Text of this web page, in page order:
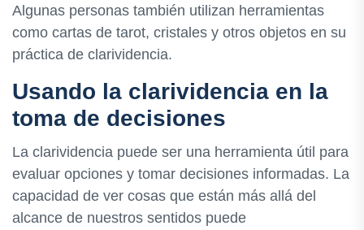
Algunas personas también utilizan herramientas
como cartas de tarot, cristales y otros objetos en su
práctica de clarividencia.
Usando la clarividencia en la
toma de decisiones
La clarividencia puede ser una herramienta útil para
evaluar opciones y tomar decisiones informadas. La
capacidad de ver cosas que están más allá del
alcance de nuestros sentidos puede